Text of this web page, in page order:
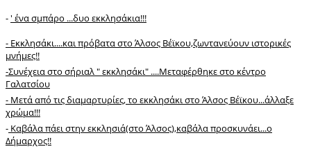
-' ένα σμπάρο ...δυο εκκλησάκια!!!
- Εκκλησάκι....και πρόβατα στο Άλσος Βέϊκου,ζωντανεύουν ιστορικές
μνήμες!!
-Συνέχεια στο σήριαλ " εκκλησάκι" ....Μεταφέρθηκε στο κέντρο
Γαλατσίου
- Μετά από τις διαμαρτυρίες, τo εκκλησάκι στο Άλσος Βέϊκου...άλλαξε
χρώμα!!!
- Καβάλα πάει στην εκκλησιά(στο Άλσος),καβάλα προσκυνάει...ο
Δήμαρχος!!